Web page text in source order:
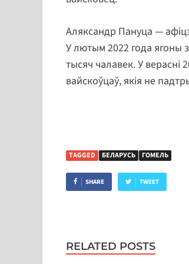
Аляксандр Пануца —
У лютым 2022 года ягоны
тысяч чалавек. У верасні
вайскоўцаў, якія не
TAGGED БЕЛАРУСЬ ГОМЕЛЬ
SHARE TWEET
RELATED POSTS